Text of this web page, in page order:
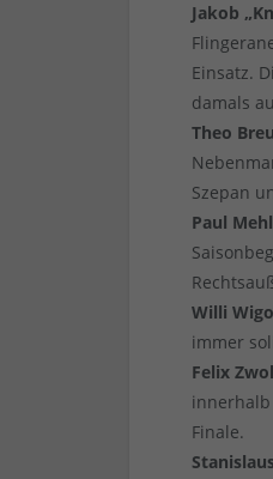
Jakob
Einsatz.
damals
Theo
Szepan
Paul Mehl
Willi
immer
Felix
innerhalb
Finale.